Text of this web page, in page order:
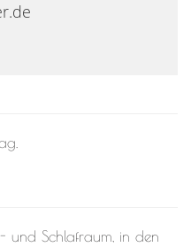
und Schlafraum, in den